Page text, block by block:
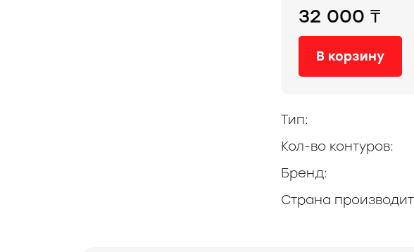
32 000 ₸
В корзину
Тип:
Кол-во контуров:
Бренд:
Страна